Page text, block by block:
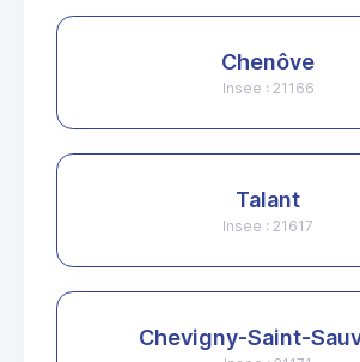
Chenôve
Insee : 21166
Talant
Insee : 21617
Chevigny-Saint-